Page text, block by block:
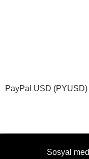
PayPal USD
Sosyal